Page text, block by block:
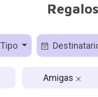
Tipo
Amigas